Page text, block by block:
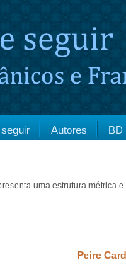
Autores BD
uma estrutura métrica
Peire